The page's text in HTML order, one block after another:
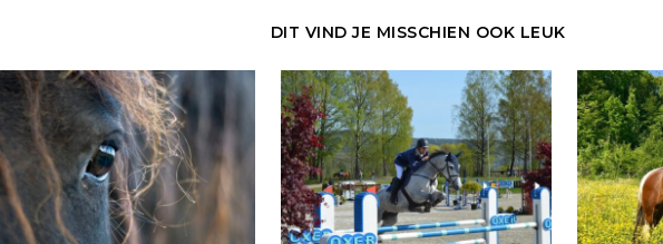
DIT VIND JE MISSCHIEN OOK LEUK